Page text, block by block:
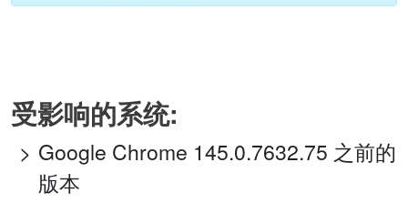
受影响的系统:
Google Chrome 145.0.7632.75 之前的
版本